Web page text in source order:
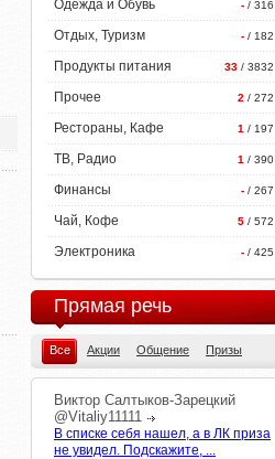
- / 316
Одежда и Обувь
- / 182
Отдых, Туризм
33 / 3832
Продукты питания
2 / 272
Прочее
1 / 197
Рестораны, Кафе
1 / 390
ТВ, Радио
- / 267
Финансы
5 / 572
Чай, Кофе
- / 425
Электроника
Прямая речь
Все Акции Общение Призы
Виктор Салтыков-Зарецкий
@Vitaliy11111
В списке себя нашел, а в ЛК приза
не увидел. Подскажите, ...